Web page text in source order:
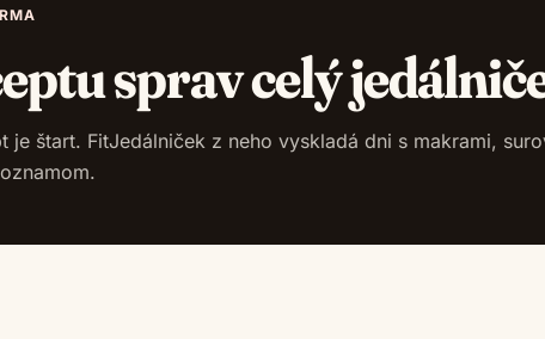
sprav celý
je štart. FitJedálniček z neho vyskladá dni s makrami,